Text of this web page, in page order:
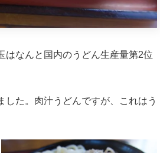
はなんと国内のうどん生産量第2位
た。肉汁うどんですが、これはう